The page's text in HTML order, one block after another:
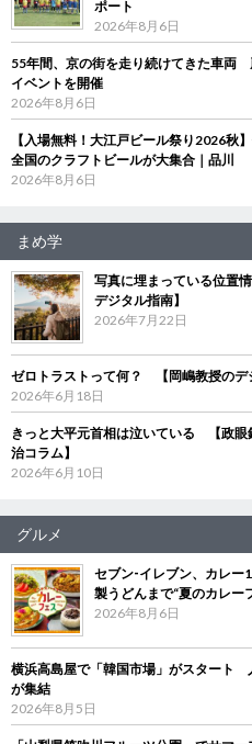
ポート
2026年8月6日
55年間、京の街を走り続けてきた車両
イベントを開催
2026年8月6日
【入場無料！大江戸ビール祭り2026秋
全国のクラフトビールが大集合｜品川
2026年8月6日
まめ学
写真に埋まっている位置
デジタル指南】
2026年7月22日
ゼロトラストって何？ 【岡嶋教授のデ
2026年6月18日
きっと大平元首相は泣いている 【政眼
治コラム】
2026年6月10日
グルメ
セブン‐イレブン、カレ
製うどんまで“夏のカレー
2026年8月6日
横浜高島屋で「韓国市場」がスタート
が集結
2026年8月5日